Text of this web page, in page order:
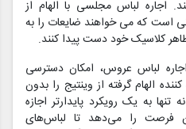
اجاره لباس مجلسی با الهام از
است که می خواهند ضایعات را به
کلاسیک خود دست پیدا کنند.
لباس عروس، امکان دسترسی
الهام گرفته از وینتیج را بدون
به یک رویکرد پایدارتر اجازه
فرصت را می‌دهد تا لباس‌های